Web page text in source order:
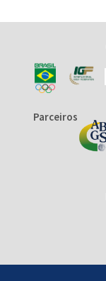
Parceiros